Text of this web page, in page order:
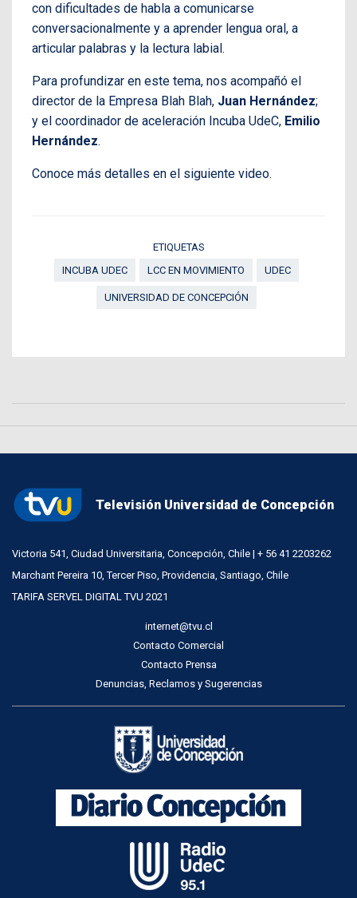
con dificultades de habla a comunicarse
conversacionalmente y a aprender lengua oral, a
articular palabras y la lectura labial.
Para profundizar en este tema, nos acompañó el
director de la Empresa Blah Blah, Juan Hernández;
y el coordinador de aceleración Incuba UdeC, Emilio
Hernández.
Conoce más detalles en el siguiente video.
ETIQUETAS
INCUBA UDEC
LCC EN MOVIMIENTO UDEC
UNIVERSIDAD DE CONCEPCIÓN
Televisión Universidad de Concepción
Victoria 541, Ciudad Universitaria, Concepción, Chile | + 56 41 2203262
Marchant Pereira 10, Tercer Piso, Providencia, Santiago, Chile
TARIFA SERVEL DIGITAL TVU 2021
internet@tvu.cl
Contacto Comercial
Contacto Prensa
Denuncias, Reclamos y Sugerencias